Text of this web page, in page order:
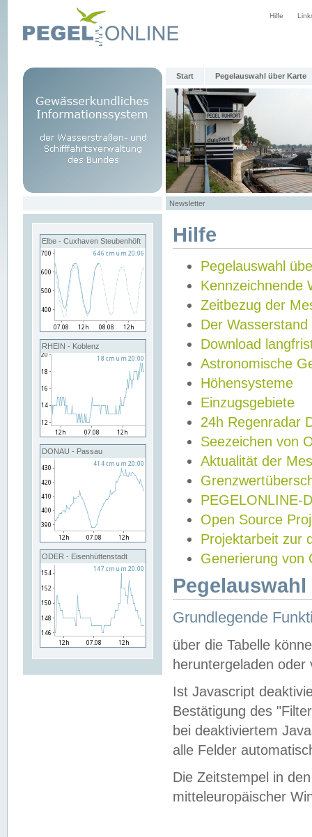
Hilfe
Start Pegelauswahl über Karte
Newsletter
Elbe - Cuxhaven Steubenhöft
RHEIN - Koblenz
DONAU - Passau
ODER - Eisenhüttenstadt
Hilfe
Pegelauswahl
Kennzeichnende
Zeitbezug der
Der Wasserstand
Download
Astronomische
Höhensysteme
Einzugsgebiete
24h Regenradar
Seezeichen von
Aktualität der
PEGELONLINE-
Open Source
Projektarbeit zur
Generierung von
Grundlegende
über die Tabelle
heruntergeladen oder
Ist Javascript
Bestätigung des
bei deaktiviertem
alle Felder
Die Zeitstempel in
mitteleuropäischer